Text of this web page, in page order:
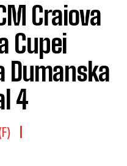
Craiova
Cupei
Dumanska
4